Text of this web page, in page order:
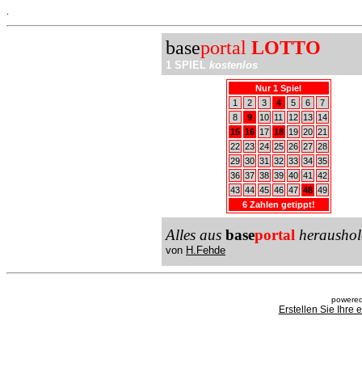
baseportal LOTTO
1 SPIEL kostenlos
Nur 1 Spiel
1
2 3 4 5 6
7
8
9 10 11 12 13
14
15 16 17 18 19 20 21
22 23 24 25 26 27 28
29 30 31 32 33 34 35
36 37 38 39 40 41
42
43 44 45 46 47 48 49
6 Zahlen getippt!
Alles aus baseportal
von H.Fehde
Erstellen Sie Ihre